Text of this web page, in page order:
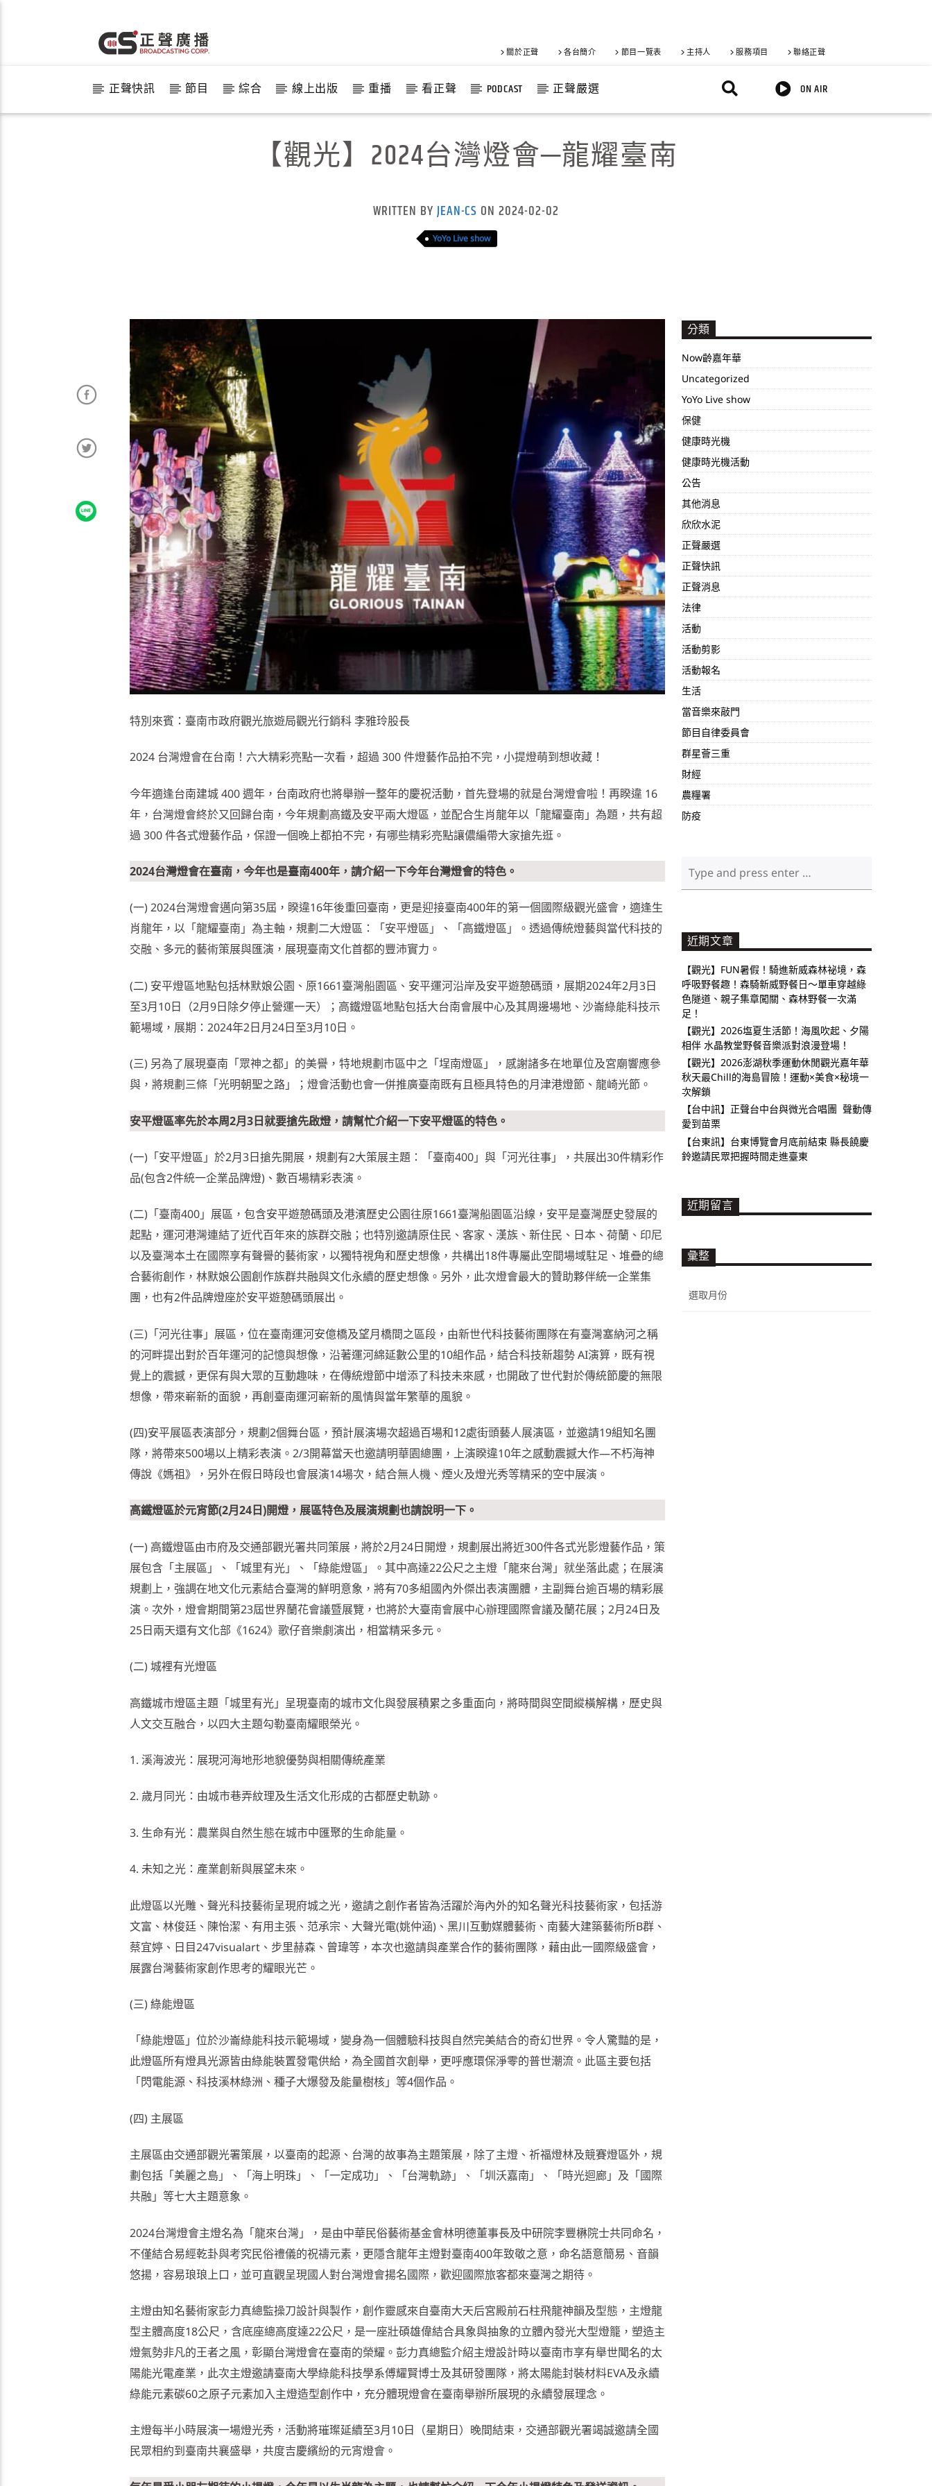
關於正聲 各台簡介 節目一覽表 主持人 服務項目 聯絡正聲
正聲快訊 節目 綜合 線上出版 重播 看正聲 PODCAST 正聲嚴選 ON AIR
【觀光】2024台灣燈會─龍耀臺南
WRITTEN BY JEAN-CS ON 2024-02-02
YoYo Live show
特別來賓：臺南市政府觀光旅遊局觀光行銷科 李雅玲股長
2024 台灣燈會在台南！六大精彩亮點一次看，超過 300 件燈藝作品拍不完，小提燈萌到想收藏！
今年適逢台南建城 400 週年，台南政府也將舉辦一整年的慶祝活動，首先登場的就是台灣燈會啦！再睽違 16
年，台灣燈會終於又回歸台南，今年規劃高鐵及安平兩大燈區，並配合生肖龍年以「龍耀臺南」為題，共有超
過 300 件各式燈藝作品，保證一個晚上都拍不完，有哪些精彩亮點讓儂編帶大家搶先逛。
2024台灣燈會在臺南，今年也是臺南400年，請介紹一下今年台灣燈會的特色。
(一) 2024台灣燈會邁向第35屆，睽違16年後重回臺南，更是迎接臺南400年的第一個國際級觀光盛會，適逢生
肖龍年，以「龍耀臺南」為主軸，規劃二大燈區：「安平燈區」、「高鐵燈區」。透過傳統燈藝與當代科技的
交融、多元的藝術策展與匯演，展現臺南文化首都的豐沛實力。
(二) 安平燈區地點包括林默娘公園、原1661臺灣船園區、安平運河沿岸及安平遊憩碼頭，展期2024年2月3日
至3月10日（2月9日除夕停止營運一天）；高鐵燈區地點包括大台南會展中心及其周邊場地、沙崙綠能科技示
範場域，展期：2024年2日月24日至3月10日。
(三) 另為了展現臺南「眾神之都」的美譽，特地規劃市區中之「埕南燈區」，感謝諸多在地單位及宮廟響應參
與，將規劃三條「光明朝聖之路」；燈會活動也會一併推廣臺南既有且極具特色的月津港燈節、龍崎光節。
安平燈區率先於本周2月3日就要搶先啟燈，請幫忙介紹一下安平燈區的特色。
(一)「安平燈區」於2月3日搶先開展，規劃有2大策展主題：「臺南400」與「河光往事」，共展出30件精彩作
品(包含2件統一企業品牌燈)、數百場精彩表演。
(二)「臺南400」展區，包含安平遊憩碼頭及港濱歷史公園往原1661臺灣船園區沿線，安平是臺灣歷史發展的
起點，運河港灣連結了近代百年來的族群交融；也特別邀請原住民、客家、漢族、新住民、日本、荷蘭、印尼
以及臺灣本土在國際享有聲譽的藝術家，以獨特視角和歷史想像，共構出18件專屬此空間場域駐足、堆疊的總
合藝術創作，林默娘公園創作族群共融與文化永續的歷史想像。另外，此次燈會最大的贊助夥伴統一企業集
團，也有2件品牌燈座於安平遊憩碼頭展出。
(三)「河光往事」展區，位在臺南運河安億橋及望月橋間之區段，由新世代科技藝術團隊在有臺灣塞納河之稱
的河畔提出對於百年運河的記憶與想像，沿著運河綿延數公里的10組作品，結合科技新趨勢 AI演算，既有視
覺上的震撼，更保有與大眾的互動趣味，在傳統燈節中增添了科技未來感，也開啟了世代對於傳統節慶的無限
想像，帶來嶄新的面貌，再創臺南運河嶄新的風情與當年繁華的風貌。
(四)安平展區表演部分，規劃2個舞台區，預計展演場次超過百場和12處街頭藝人展演區，並邀請19組知名團
隊，將帶來500場以上精彩表演。2/3開幕當天也邀請明華園總團，上演睽違10年之感動震撼大作—不朽海神
傳說《媽祖》，另外在假日時段也會展演14場次，結合無人機、煙火及燈光秀等精采的空中展演。
高鐵燈區於元宵節(2月24日)開燈，展區特色及展演規劃也請說明一下。
(一) 高鐵燈區由市府及交通部觀光署共同策展，將於2月24日開燈，規劃展出將近300件各式光影燈藝作品，策
展包含「主展區」、「城里有光」、「綠能燈區」。其中高達22公尺之主燈「龍來台灣」就坐落此處；在展演
規劃上，強調在地文化元素結合臺灣的鮮明意象，將有70多組國內外傑出表演團體，主副舞台逾百場的精彩展
演。次外，燈會期間第23屆世界蘭花會議暨展覽，也將於大臺南會展中心辦理國際會議及蘭花展；2月24日及
25日兩天還有文化部《1624》歌仔音樂劇演出，相當精采多元。
(二) 城裡有光燈區
高鐵城市燈區主題「城里有光」呈現臺南的城市文化與發展積累之多重面向，將時間與空間縱橫解構，歷史與
人文交互融合，以四大主題勾勒臺南耀眼榮光。
1. 溪海波光：展現河海地形地貌優勢與相關傳統產業
2. 歲月同光：由城市巷弄紋理及生活文化形成的古都歷史軌跡。
3. 生命有光：農業與自然生態在城市中匯聚的生命能量。
4. 未知之光：產業創新與展望未來。
此燈區以光雕、聲光科技藝術呈現府城之光，邀請之創作者皆為活躍於海內外的知名聲光科技藝術家，包括游
文富、林俊廷、陳怡潔、有用主張、范承宗、大聲光電(姚仲涵)、黑川互動媒體藝術、南藝大建築藝術所B群、
蔡宜婷、日目247visualart、步里赫森、曾瑋等，本次也邀請與產業合作的藝術團隊，藉由此一國際級盛會，
展露台灣藝術家創作思考的耀眼光芒。
(三) 綠能燈區
「綠能燈區」位於沙崙綠能科技示範場域，變身為一個體驗科技與自然完美結合的奇幻世界。令人驚豔的是，
此燈區所有燈具光源皆由綠能裝置發電供給，為全國首次創舉，更呼應環保淨零的普世潮流。此區主要包括
「閃電能源、科技溪林綠洲、種子大爆發及能量樹核」等4個作品。
(四) 主展區
主展區由交通部觀光署策展，以臺南的起源、台灣的故事為主題策展，除了主燈、祈福燈林及競賽燈區外，規
劃包括「美麗之島」、「海上明珠」、「一定成功」、「台灣軌跡」、「圳沃嘉南」、「時光迴廊」及「國際
共融」等七大主題意象。
2024台灣燈會主燈名為「龍來台灣」，是由中華民俗藝術基金會林明德董事長及中研院李豐楙院士共同命名，
不僅結合易經乾卦與考究民俗禮儀的祝禱元素，更隱含龍年主燈對臺南400年致敬之意，命名語意簡易、音韻
悠揚，容易琅琅上口，並可直觀呈現國人對台灣燈會揚名國際，歡迎國際旅客都來臺灣之期待。
主燈由知名藝術家彭力真總監操刀設計與製作，創作靈感來自臺南大天后宮殿前石柱飛龍神韻及型態，主燈龍
型主體高度18公尺，含底座總高度達22公尺，是一座壯碩雄偉結合具象與抽象的立體內發光大型燈籠，塑造主
燈氣勢非凡的王者之風，彰顯台灣燈會在臺南的榮耀。彭力真總監介紹主燈設計時以臺南市享有舉世聞名的太
陽能光電產業，此次主燈邀請臺南大學綠能科技學系傅耀賢博士及其研發團隊，將太陽能封裝材料EVA及永續
綠能元素碳60之原子元素加入主燈造型創作中，充分體現燈會在臺南舉辦所展現的永續發展理念。
主燈每半小時展演一場燈光秀，活動將璀璨延續至3月10日（星期日）晚間結束，交通部觀光署竭誠邀請全國
民眾相約到臺南共襄盛舉，共度吉慶繽紛的元宵燈會。
分類
Now齡嘉年華
Uncategorized
YoYo Live show
保健
健康時光機
健康時光機活動
公告
其他消息
欣欣水泥
正聲嚴選
正聲快訊
正聲消息
法律
活動
活動剪影
活動報名
生活
當音樂來敲門
節目自律委員會
群星薈三重
財經
農糧署
防疫
近期文章
【觀光】FUN暑假！騎進新威森林祕境，森
呼吸野餐趣！森騎新威野餐日～單車穿越綠
色隧道、親子集章闖關、森林野餐一次滿
足！
【觀光】2026塩夏生活節！海風吹起、夕陽
相伴 水晶教堂野餐音樂派對浪漫登場！
【觀光】2026澎湖秋季運動休閒觀光嘉年華
秋天最Chill的海島冒險！運動×美食×秘境一
次解鎖
【台中訊】正聲台中台與微光合唱團 聲動傳
愛到苗栗
【台東訊】台東博覽會月底前結束 縣長饒慶
鈴邀請民眾把握時間走進臺東
近期留言
彙整
整